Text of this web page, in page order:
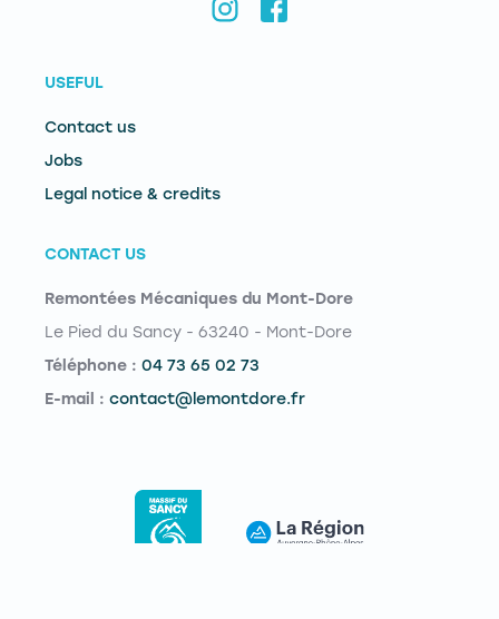
USEFUL
Contact us
Jobs
Legal notice & credits
CONTACT US
Remontées Mécaniques du Mont-Dore
Le Pied du Sancy - 63240 - Mont-Dore
Téléphone : 04 73 65 02 73
E-mail : contact@lemontdore.fr